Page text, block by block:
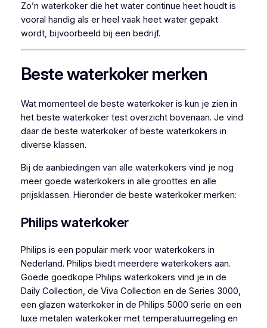
Zo’n waterkoker die het water continue heet houdt is
vooral handig als er heel vaak heet water gepakt
wordt, bijvoorbeeld bij een bedrijf.
Beste waterkoker merken
Wat momenteel de beste waterkoker is kun je zien in
het beste waterkoker test overzicht bovenaan. Je vind
daar de beste waterkoker of beste waterkokers in
diverse klassen.
Bij de aanbiedingen van alle waterkokers vind je nog
meer goede waterkokers in alle groottes en alle
prijsklassen. Hieronder de beste waterkoker merken:
Philips waterkoker
Philips is een populair merk voor waterkokers in
Nederland. Philips biedt meerdere waterkokers aan.
Goede goedkope Philips waterkokers vind je in de
Daily Collection, de Viva Collection en de Series 3000,
een glazen waterkoker in de Philips 5000 serie en een
luxe metalen waterkoker met temperatuurregeling en